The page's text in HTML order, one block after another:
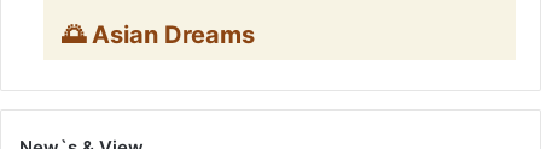
🌅 Asian Dreams